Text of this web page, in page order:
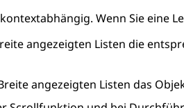
Wenn Sie eine
angezeigten Listen die
angezeigten Listen das